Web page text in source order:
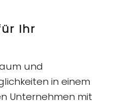
Ihr
und
in einem
Unternehmen mit